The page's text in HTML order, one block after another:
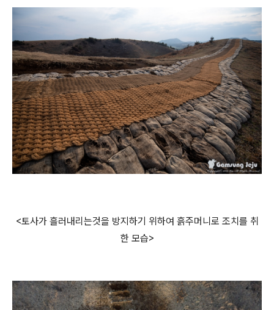
<토사가 흘러내리는것을 방지하기 위하여 흙주머니로 조치를 취
한 모습>